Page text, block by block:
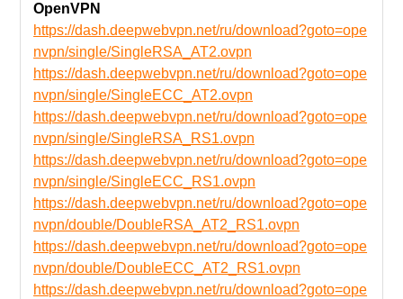
OpenVPN
https://dash.deepwebvpn.net/ru/download?goto=ope
nvpn/single/SingleRSA_AT2.ovpn
https://dash.deepwebvpn.net/ru/download?goto=ope
nvpn/single/SingleECC_AT2.ovpn
https://dash.deepwebvpn.net/ru/download?goto=ope
nvpn/single/SingleRSA_RS1.ovpn
https://dash.deepwebvpn.net/ru/download?goto=ope
nvpn/single/SingleECC_RS1.ovpn
https://dash.deepwebvpn.net/ru/download?goto=ope
nvpn/double/DoubleRSA_AT2_RS1.ovpn
https://dash.deepwebvpn.net/ru/download?goto=ope
nvpn/double/DoubleECC_AT2_RS1.ovpn
https://dash.deepwebvpn.net/ru/download?goto=ope